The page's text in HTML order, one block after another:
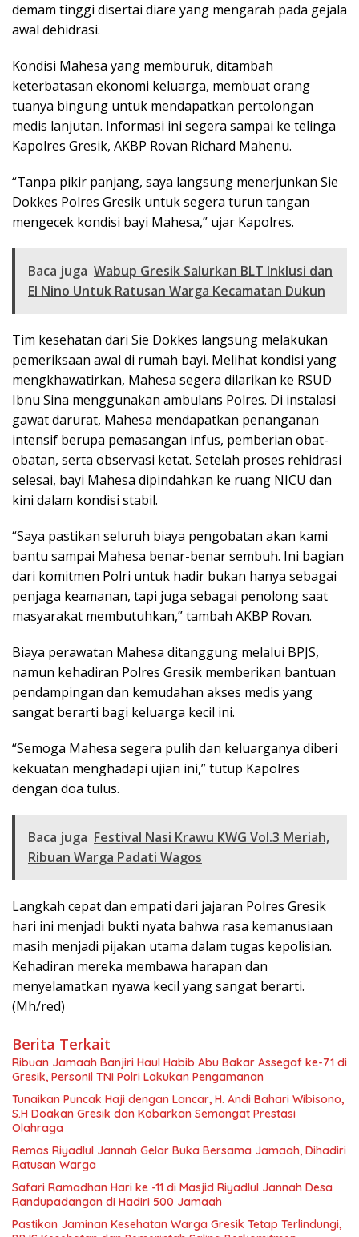
demam tinggi disertai diare yang mengarah pada gejala
awal dehidrasi.
Kondisi Mahesa yang memburuk, ditambah
keterbatasan ekonomi keluarga, membuat orang
tuanya bingung untuk mendapatkan pertolongan
medis lanjutan. Informasi ini segera sampai ke telinga
Kapolres Gresik, AKBP Rovan Richard Mahenu.
“Tanpa pikir panjang, saya langsung menerjunkan Sie
Dokkes Polres Gresik untuk segera turun tangan
mengecek kondisi bayi Mahesa,” ujar Kapolres.
Baca juga Wabup Gresik Salurkan BLT Inklusi dan
El Nino Untuk Ratusan Warga Kecamatan Dukun
Tim kesehatan dari Sie Dokkes langsung melakukan
pemeriksaan awal di rumah bayi. Melihat kondisi yang
mengkhawatirkan, Mahesa segera dilarikan ke RSUD
Ibnu Sina menggunakan ambulans Polres. Di instalasi
gawat darurat, Mahesa mendapatkan penanganan
intensif berupa pemasangan infus, pemberian obat-
obatan, serta observasi ketat. Setelah proses rehidrasi
selesai, bayi Mahesa dipindahkan ke ruang NICU dan
kini dalam kondisi stabil.
“Saya pastikan seluruh biaya pengobatan akan kami
bantu sampai Mahesa benar-benar sembuh. Ini bagian
dari komitmen Polri untuk hadir bukan hanya sebagai
penjaga keamanan, tapi juga sebagai penolong saat
masyarakat membutuhkan,” tambah AKBP Rovan.
Biaya perawatan Mahesa ditanggung melalui BPJS,
namun kehadiran Polres Gresik memberikan bantuan
pendampingan dan kemudahan akses medis yang
sangat berarti bagi keluarga kecil ini.
“Semoga Mahesa segera pulih dan keluarganya diberi
kekuatan menghadapi ujian ini,” tutup Kapolres
dengan doa tulus.
Baca juga Festival Nasi Krawu KWG Vol.3 Meriah,
Ribuan Warga Padati Wagos
Langkah cepat dan empati dari jajaran Polres Gresik
hari ini menjadi bukti nyata bahwa rasa kemanusiaan
masih menjadi pijakan utama dalam tugas kepolisian.
Kehadiran mereka membawa harapan dan
menyelamatkan nyawa kecil yang sangat berarti.
(Mh/red)
Berita Terkait
Ribuan Jamaah Banjiri Haul Habib Abu Bakar Assegaf ke-71 di
Gresik, Personil TNI Polri Lakukan Pengamanan
Tunaikan Puncak Haji dengan Lancar, H. Andi Bahari Wibisono,
S.H Doakan Gresik dan Kobarkan Semangat Prestasi
Olahraga
Remas Riyadlul Jannah Gelar Buka Bersama Jamaah, Dihadiri
Ratusan Warga
Safari Ramadhan Hari ke -11 di Masjid Riyadlul Jannah Desa
Randupadangan di Hadiri 500 Jamaah
Pastikan Jaminan Kesehatan Warga Gresik Tetap Terlindungi,